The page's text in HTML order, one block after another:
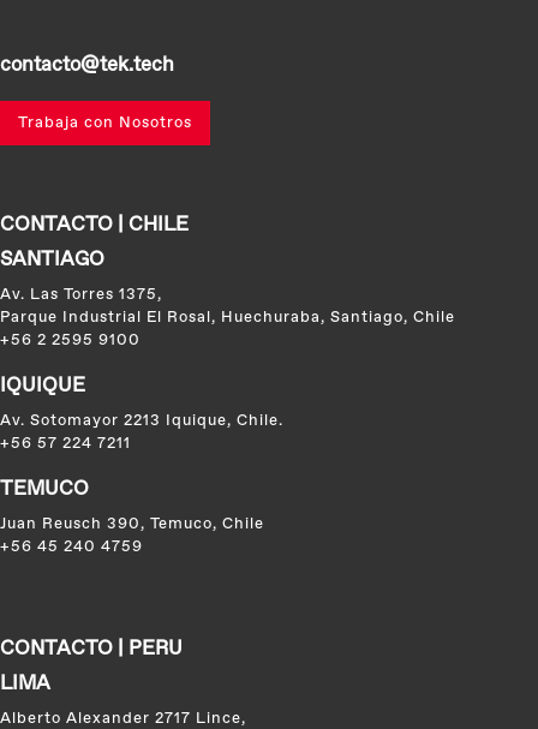
contacto@tek.tech
Trabaja con Nosotros
CONTACTO | CHILE
SANTIAGO
Av. Las Torres 1375,
Parque Industrial El Rosal, Huechuraba, Santiago, Chile
+56 2 2595 9100
IQUIQUE
Av. Sotomayor 2213 Iquique, Chile.
+56 57 224 7211
TEMUCO
Juan Reusch 390, Temuco, Chile
+56 45 240 4759
CONTACTO | PERU
LIMA
Alberto Alexander 2717 Lince,